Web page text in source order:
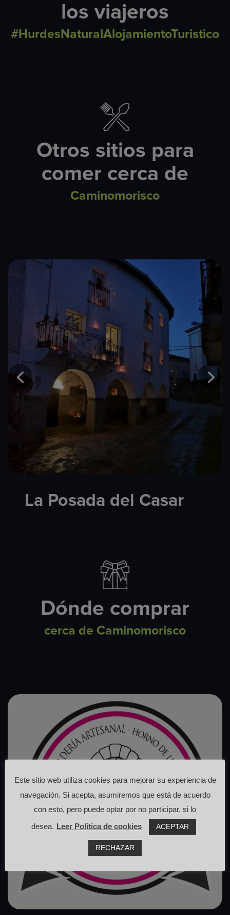
los viajeros
#HurdesNaturalAlojamientoTuristico
Otros sitios para
comer cerca de
Caminomorisco
La Posada del Casar
Dónde comprar
cerca de Caminomorisco
Este sitio web utiliza cookies para mejorar su experiencia de
navegación. Si acepta, asumiremos que está de acuerdo
con esto, pero puede optar por no participar, si lo
desea. Leer Política de cookies ACEPTAR
RECHAZAR